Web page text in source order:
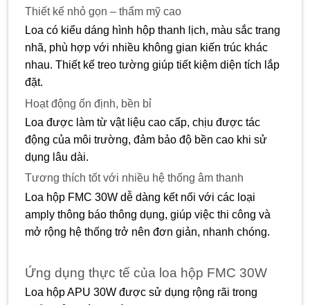
Thiết kế nhỏ gọn – thẩm mỹ cao
Loa có kiểu dáng hình hộp thanh lịch, màu sắc trang
nhã, phù hợp với nhiều không gian kiến trúc khác
nhau. Thiết kế treo tường giúp tiết kiệm diện tích lắp
đặt.
Hoạt động ổn định, bền bỉ
Loa được làm từ vật liệu cao cấp, chịu được tác
động của môi trường, đảm bảo độ bền cao khi sử
dụng lâu dài.
Tương thích tốt với nhiều hệ thống âm thanh
Loa hộp FMC 30W dễ dàng kết nối với các loại
amply thông báo thông dụng, giúp việc thi công và
mở rộng hệ thống trở nên đơn giản, nhanh chóng.
Ứng dụng thực tế của loa hộp FMC 30W
Loa hộp APU 30W được sử dụng rộng rãi trong